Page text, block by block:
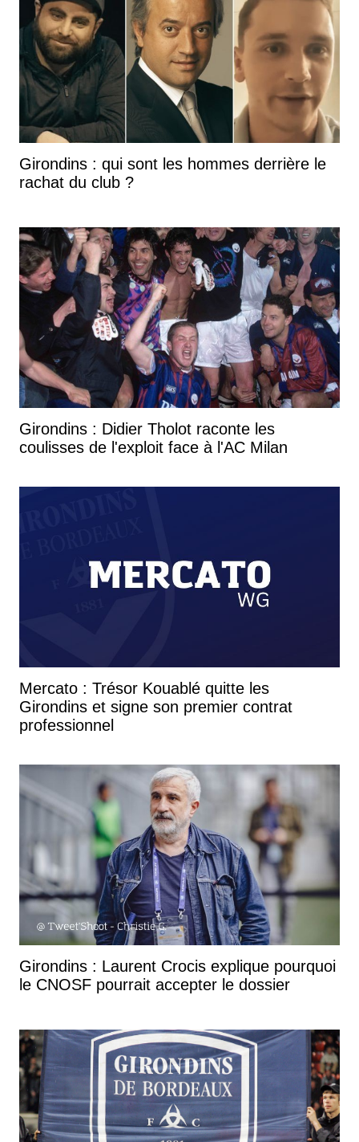
Girondins : qui sont les hommes derrière le
rachat du club ?
Girondins : Didier Tholot raconte les
coulisses de l'exploit face à l'AC Milan
Mercato : Trésor Kouablé quitte les
Girondins et signe son premier contrat
professionnel
Girondins : Laurent Crocis explique pourquoi
le CNOSF pourrait accepter le dossier